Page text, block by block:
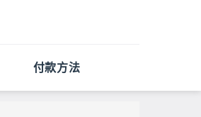
付款方法